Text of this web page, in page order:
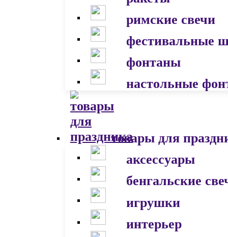
римские свечи
фестивальные
фонтаны
настольные
товары для
аксессуары
бенгальские
игрушки
интерьер